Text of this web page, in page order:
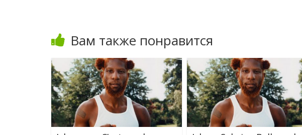
Вам также понравится